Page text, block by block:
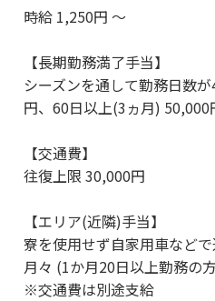
時給 1,250円 ～
【長期勤務満了手当】
シーズンを通して勤務日数
円、60日以上(3ヵ月) 50,000
【交通費】
往復上限 30,000円
【エリア(近隣)手当】
寮を使用せず自家用車など
月々 (1か月20日以上勤務の
※交通費は別途支給